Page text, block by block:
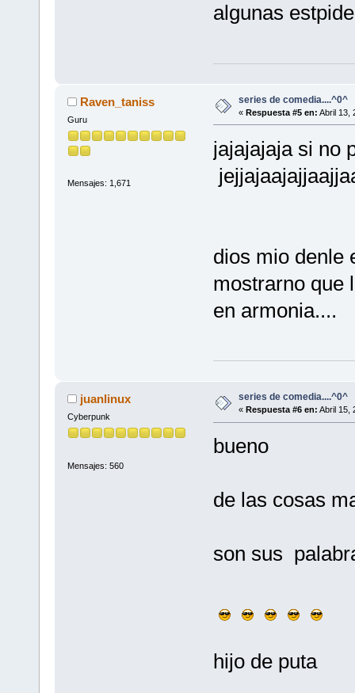
algunas
Raven_taniss
Guru
Mensajes: 1,671
series de comedia....^0^
« Respuesta #5 en: Abril 13,
jajajajaja si no
dios mio denle
mostrarno que
en armonia....
juanlinux
Cyberpunk
Mensajes: 560
series de comedia....^0^
« Respuesta #6 en: Abril 15,
bueno
de las cosas
son sus
hijo de puta